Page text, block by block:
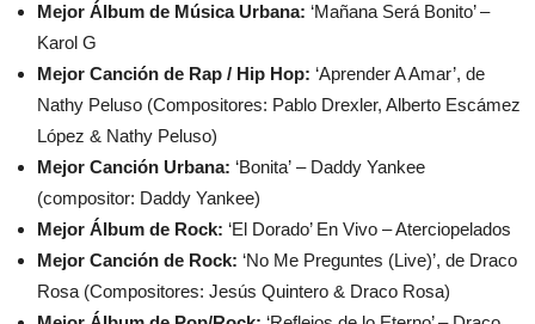
Mejor Álbum de Música Urbana: ‘Mañana Será Bonito’ –
Karol G
Mejor Canción de Rap / Hip Hop: ‘Aprender A Amar’, de
Nathy Peluso (Compositores: Pablo Drexler, Alberto Escámez
López & Nathy Peluso)
Mejor Canción Urbana: ‘Bonita’ – Daddy Yankee
(compositor: Daddy Yankee)
Mejor Álbum de Rock: ‘El Dorado’ En Vivo – Aterciopelados
Mejor Canción de Rock: ‘No Me Preguntes (Live)’, de Draco
Rosa (Compositores: Jesús Quintero & Draco Rosa)